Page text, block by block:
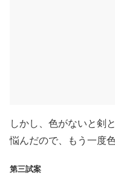
しかし、色がないと剣
悩んだので、もう一度
第三試案